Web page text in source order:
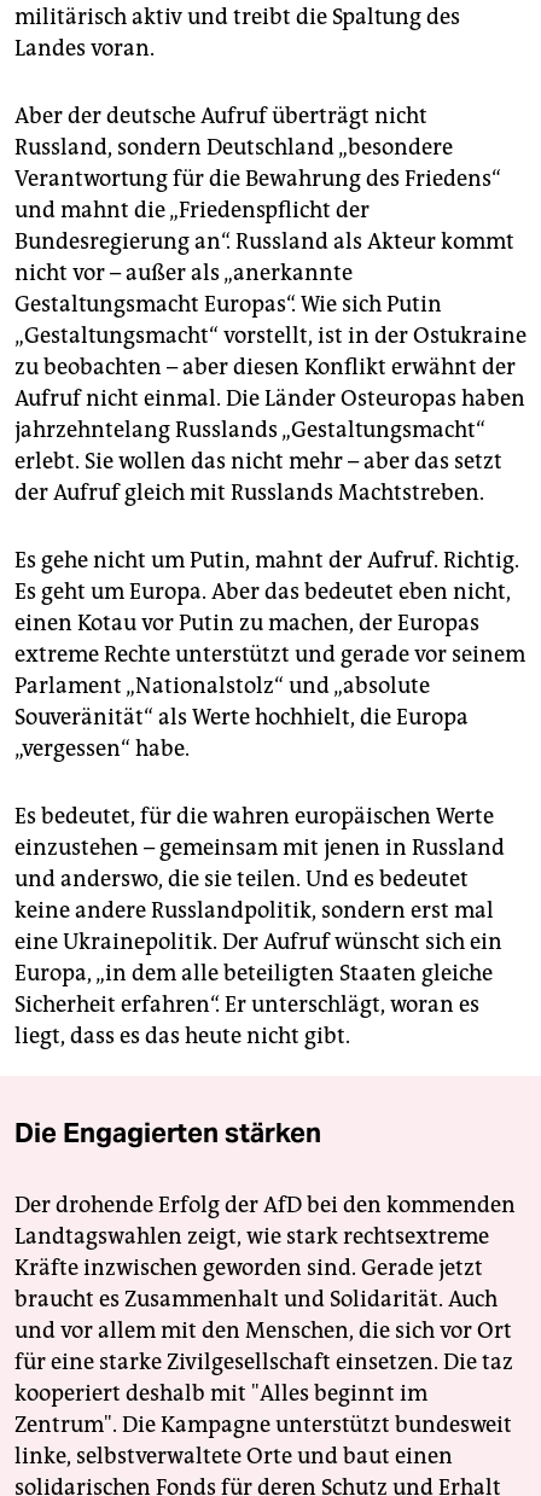
militärisch aktiv und treibt die Spaltung des
Landes voran.
Aber der deutsche Aufruf überträgt nicht
Russland, sondern Deutschland „besondere
Verantwortung für die Bewahrung des Friedens“
und mahnt die „Friedenspflicht der
Bundesregierung an“. Russland als Akteur kommt
nicht vor – außer als „anerkannte
Gestaltungsmacht Europas“. Wie sich Putin
„Gestaltungsmacht“ vorstellt, ist in der Ostukraine
zu beobachten – aber diesen Konflikt erwähnt der
Aufruf nicht einmal. Die Länder Osteuropas haben
jahrzehntelang Russlands „Gestaltungsmacht“
erlebt. Sie wollen das nicht mehr – aber das setzt
der Aufruf gleich mit Russlands Machtstreben.
Es gehe nicht um Putin, mahnt der Aufruf. Richtig.
Es geht um Europa. Aber das bedeutet eben nicht,
einen Kotau vor Putin zu machen, der Europas
extreme Rechte unterstützt und gerade vor seinem
Parlament „Nationalstolz“ und „absolute
Souveränität“ als Werte hochhielt, die Europa
„vergessen“ habe.
Es bedeutet, für die wahren europäischen Werte
einzustehen – gemeinsam mit jenen in Russland
und anderswo, die sie teilen. Und es bedeutet
keine andere Russlandpolitik, sondern erst mal
eine Ukrainepolitik. Der Aufruf wünscht sich ein
Europa, „in dem alle beteiligten Staaten gleiche
Sicherheit erfahren“. Er unterschlägt, woran es
liegt, dass es das heute nicht gibt.
Die Engagierten stärken
Der drohende Erfolg der AfD bei den kommenden
Landtagswahlen zeigt, wie stark rechtsextreme
Kräfte inzwischen geworden sind. Gerade jetzt
braucht es Zusammenhalt und Solidarität. Auch
und vor allem mit den Menschen, die sich vor Ort
für eine starke Zivilgesellschaft einsetzen. Die taz
kooperiert deshalb mit "Alles beginnt im
Zentrum". Die Kampagne unterstützt bundesweit
linke, selbstverwaltete Orte und baut einen
solidarischen Fonds für deren Schutz und Erhalt